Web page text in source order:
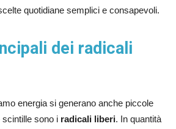
quotidiane semplici e consapevoli.
dei radicali
energia si generano anche piccole
sono i radicali liberi. In quantità